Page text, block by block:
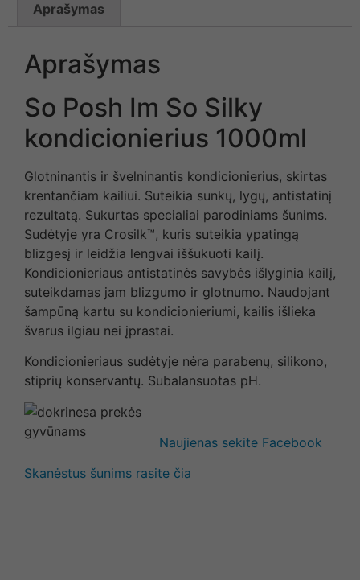
Aprašymas
Aprašymas
So Posh Im So Silky
kondicionierius 1000ml
Glotninantis ir švelninantis kondicionierius, skirtas
krentančiam kailiui. Suteikia sunkų, lygų, antistatinį
rezultatą. Sukurtas specialiai parodiniams šunims.
Sudėtyje yra Crosilk™, kuris suteikia ypatingą
blizgesį ir leidžia lengvai iššukuoti kailį.
Kondicionieriaus antistatinės savybės išlyginia kailį,
suteikdamas jam blizgumo ir glotnumo. Naudojant
šampūną kartu su kondicionieriumi, kailis išlieka
švarus ilgiau nei įprastai.
Kondicionieriaus sudėtyje nėra parabenų, silikono,
stiprių konservantų. Subalansuotas pH.
Naujienas sekite Facebook
Skanėstus šunims rasite čia